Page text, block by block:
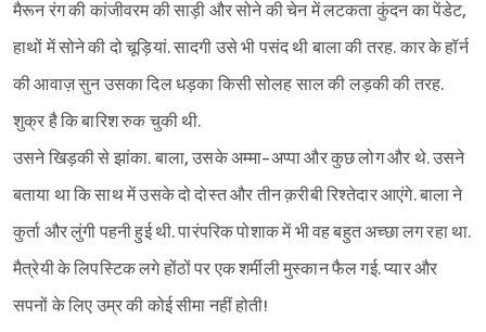
मैरून रंग की कांजीवरम की साड़ी और सोने की चेन में लटकता कुंदन का पेंडेट,
हाथों में सोने की दो चूड़ियां. सादगी उसे भी पसंद थी बाला की तरह. कार के हॉर्न
की आवाज़ सुन उसका दिल धड़का किसी सोलह साल की लड़की की तरह.
शुक्र है कि बारिश रुक चुकी थी.
उसने खिड़की से झांका. बाला, उसके अम्मा-अप्पा और कुछ लोग और थे. उसने
बताया था कि साथ में उसके दो दोस्त और तीन क़रीबी रिश्तेदार आएंगे. बाला ने
कुर्ता और लुंगी पहनी हुई थी. पारंपरिक पोशाक में भी वह बहुत अच्छा लग रहा था.
मैत्रेयी के लिपस्टिक लगे होंठों पर एक शर्मीली मुस्कान फैल गई. प्यार और
सपनों के लिए उम्र की कोई सीमा नहीं होती!